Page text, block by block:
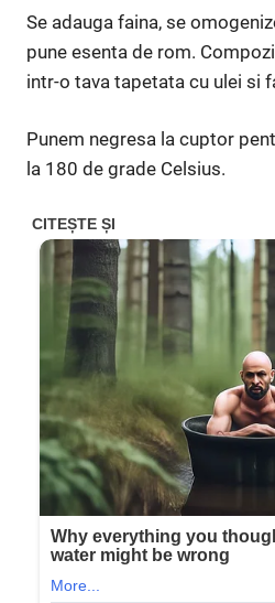
Se adauga faina, se
pune esenta de rom.
intr-o tava tapetata cu ulei si
Punem negresa la cuptor
la 180 de grade Celsius.